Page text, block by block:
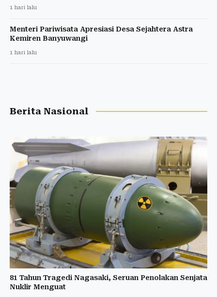
1 hari lalu
Menteri Pariwisata Apresiasi Desa Sejahtera Astra
Kemiren Banyuwangi
1 hari lalu
Berita Nasional
81 Tahun Tragedi Nagasaki, Seruan Penolakan Senjata
Nuklir Menguat